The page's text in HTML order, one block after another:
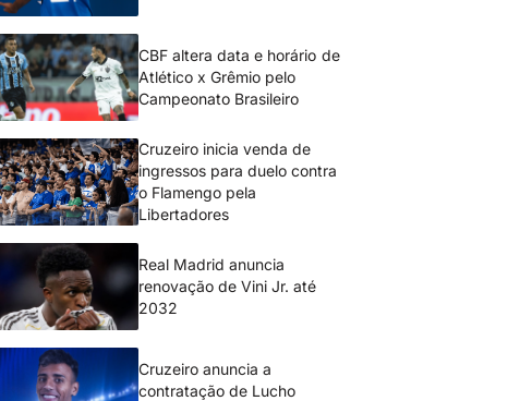
CBF altera data e horário de
Atlético x Grêmio pelo
Campeonato Brasileiro
Cruzeiro inicia venda de
ingressos para duelo contra
o Flamengo pela
Libertadores
Real Madrid anuncia
renovação de Vini Jr. até
2032
Cruzeiro anuncia a
contratação de Lucho